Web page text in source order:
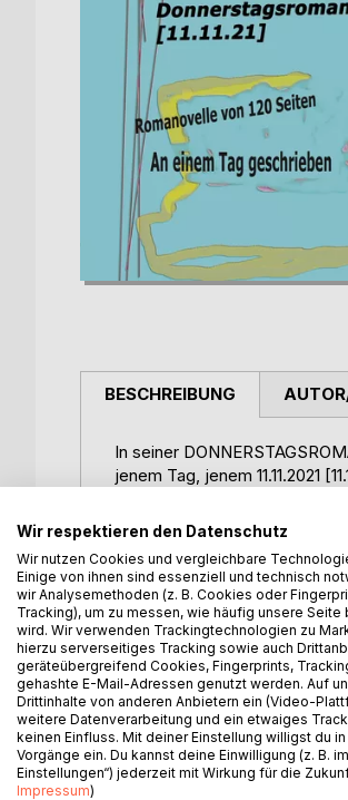
BESCHREIBUNG
In seiner
jenem Tag, jenem 11.11.2021
Geschriebene verknüpft das
Wahrheitszeit zu einer sehr
im November. Aber bereits
Karneval! Der Beginn und ein
Donnerstag, ja, den vom
ungewiss, ein Mike, eine
der Geburtstag von
erschreckend. Steigen weiter.
WEITERE
Wir respektieren den Datenschutz
Wir nutzen Cookies und vergleichbare
Einige von ihnen sind essenziell und technisch
wir Analysemethoden (z. B. Cookies oder
Tracking), um zu messen, wie häufig unsere
wird. Wir verwenden Trackingtechnologien zu
hierzu serverseitiges Tracking sowie auch
geräteübergreifend Cookies, Fingerprints,
gehashte E-Mail-Adressen genutzt werden. Auf
Drittinhalte von anderen Anbietern ein (Video-
weitere Datenverarbeitung und ein etwaiges
keinen Einfluss. Mit deiner Einstellung willigst du
Vorgänge ein. Du kannst deine Einwilligung (z. B.
Einstellungen“) jederzeit mit Wirkung für die
Impressum)